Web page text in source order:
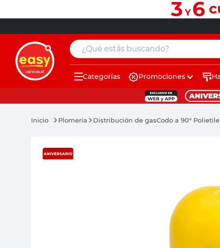
¿Qué estás buscando?
Categorías Promociones
Plomería Distribución de gasCodo a 90°
muebles